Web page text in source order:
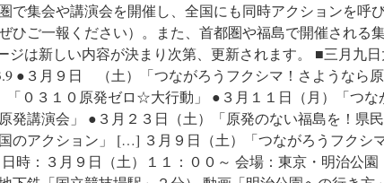
公
園
野
外
音
楽
堂。
via
Twitter
で集会や講演会を開催し、全国にも同時アクションを呼び
ひご一報ください）。また、首都圏や福島で開催される
ジは新しい内容が決まり次第、更新されます。 ■三月九
●３月９日 （土）「つながろうフクシマ！さようなら原
「０３１０原発ゼロ☆大行動」 ●３月１１日（月）「つな
発講演会」 ●３月２３日（土）「原発のない福島を！県
のアクション」 […] ３月９日（土）「つながろうフクシ
時：３月９日（土）１１：００～ 会場：東京・明治公園